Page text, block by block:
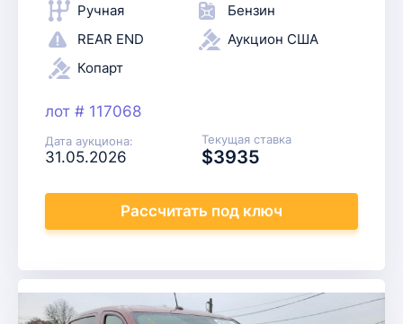
Ручная
Бензин
REAR END
Аукцион США
Копарт
лот # 117068
Дата аукциона:
31.05.2026
Текущая ставка
$3935
Рассчитать под ключ